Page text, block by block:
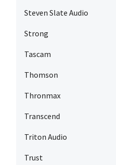
Steven Slate Audio
Strong
Tascam
Thomson
Thronmax
Transcend
Triton Audio
Trust